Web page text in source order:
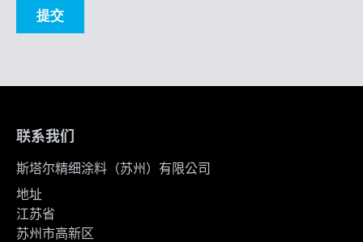
联系我们
斯塔尔精细涂料（苏州）有限公司
地址
江苏省
苏州市高新区